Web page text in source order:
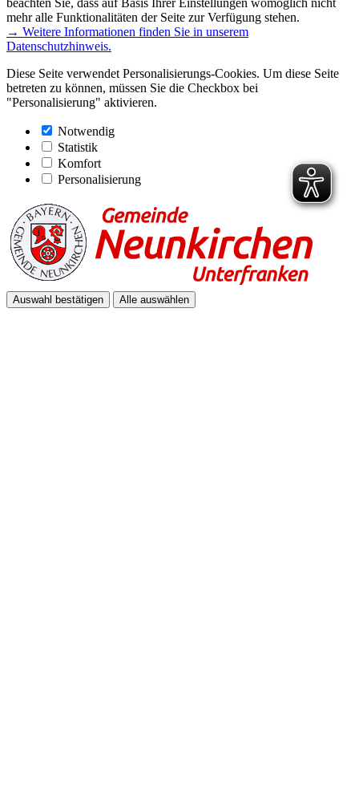
mehr alle Funktionalitäten der Seite zur Verfügung stehen.
→ Weitere Informationen finden Sie in unserem
Datenschutzhinweis.
Diese Seite verwendet Personalisierungs-Cookies. Um diese Seite
betreten zu können, müssen Sie die Checkbox bei
"Personalisierung" aktivieren.
Notwendig
Statistik
Komfort
Personalisierung
Auswahl bestätigen Alle auswählen